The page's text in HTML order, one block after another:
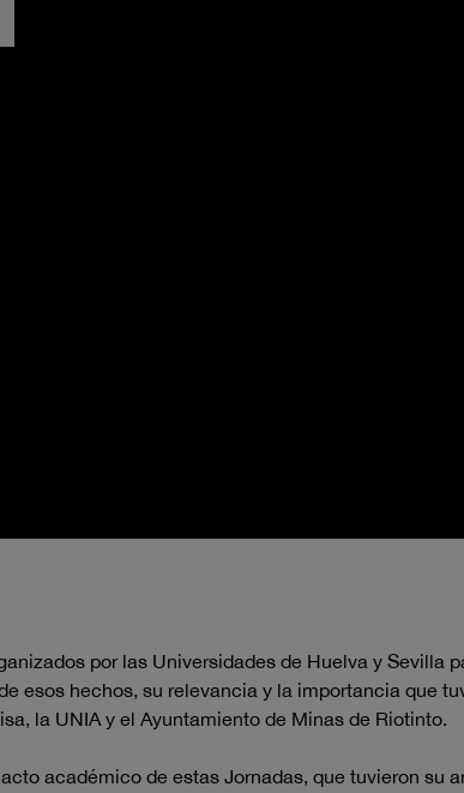
por las Universidades de Huelva y Sevilla
esos hechos, su relevancia y la importancia que
la UNIA y el Ayuntamiento de Minas de Riotinto.
académico de estas Jornadas, que tuvieron su